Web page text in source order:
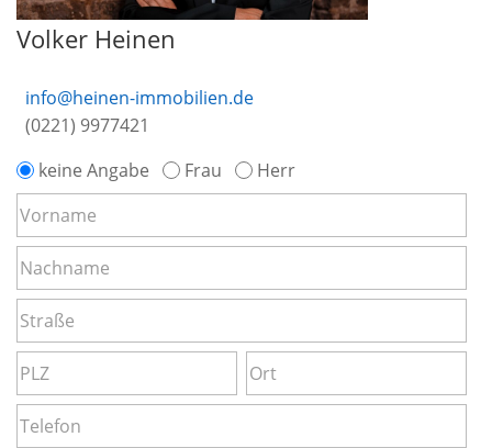
Volker Heinen
info@heinen-immobilien.de
(0221) 9977421
keine Angabe
Frau Herr